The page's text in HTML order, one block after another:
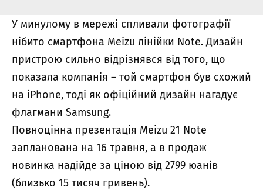
У минулому в мережі спливали фотографії
нібито смартфона Meizu лінійки Note. Дизайн
пристрою сильно відрізнявся від того, що
показала компанія – той смартфон був схожий
на iPhone, тоді як офіційний дизайн нагадує
флагмани Samsung.
Повноцінна презентація Meizu 21 Note
запланована на 16 травня, а в продаж
новинка надійде за ціною від 2799 юанів
(близько 15 тисяч гривень).